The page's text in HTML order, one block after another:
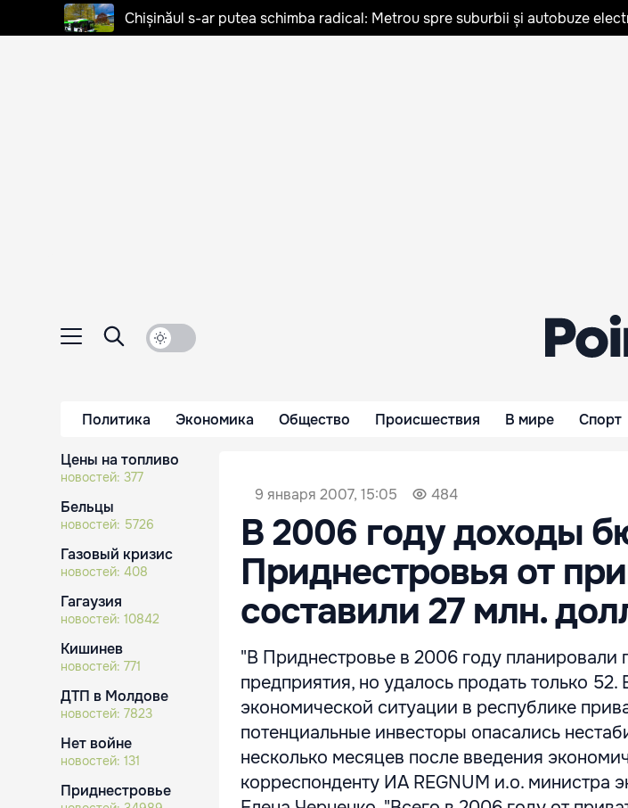
Chișinăul s-ar putea schimba radical: Metrou spre suburbii și autobuze
Политика Экономика Общество Происшествия В мире Спорт
Цены на топливо
новостей: 377
Бельцы
новостей: 5726
Газовый кризис
новостей: 408
Гагаузия
новостей: 10842
Кишинев
новостей: 771
ДТП в Молдове
новостей: 7823
Нет войне
новостей: 131
Приднестровье
9 января 2007, 15:05 484
В 2006 году доходы
Приднестровья от
составили 27 млн.
"В Приднестровье в 2006 году планировали
предприятия, но удалось продать только
экономической ситуации в республике
потенциальные инвесторы опасались
несколько месяцев после введения
корреспонденту ИА REGNUM и.о. министра